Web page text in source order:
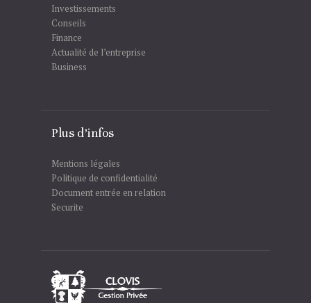
Investissements
Conseils
Finance
Actualité de l’entreprise
Business
Plus d’infos
Mentions légales
Politique de confidentialité
Document entrée en relation
Securite